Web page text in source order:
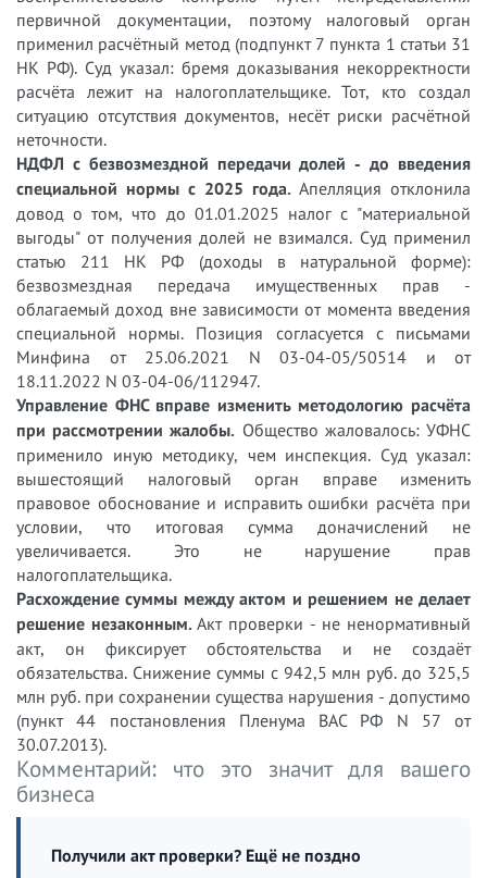
первичной документации, поэтому налоговый орган
применил расчётный метод (подпункт 7 пункта 1 статьи 31
НК РФ). Суд указал: бремя доказывания некорректности
расчёта лежит на налогоплательщике. Тот, кто создал
ситуацию отсутствия документов, несёт риски расчётной
неточности.
НДФЛ с безвозмездной передачи долей - до введения
специальной нормы с 2025 года. Апелляция отклонила
довод о том, что до 01.01.2025 налог с "материальной
выгоды" от получения долей не взимался. Суд применил
статью 211 НК РФ (доходы в натуральной форме):
безвозмездная передача имущественных прав -
облагаемый доход вне зависимости от момента введения
специальной нормы. Позиция согласуется с письмами
Минфина от 25.06.2021 N 03-04-05/50514 и от
18.11.2022 N 03-04-06/112947.
Управление ФНС вправе изменить методологию расчёта
при рассмотрении жалобы. Общество жаловалось: УФНС
применило иную методику, чем инспекция. Суд указал:
вышестоящий налоговый орган вправе изменить
правовое обоснование и исправить ошибки расчёта при
условии, что итоговая сумма доначислений не
увеличивается. Это не нарушение прав
налогоплательщика.
Расхождение суммы между актом и решением не делает
решение незаконным. Акт проверки - не ненормативный
акт, он фиксирует обстоятельства и не создаёт
обязательства. Снижение суммы с 942,5 млн руб. до 325,5
млн руб. при сохранении существа нарушения - допустимо
(пункт 44 постановления Пленума ВАС РФ N 57 от
30.07.2013).
Комментарий: что это значит для вашего
бизнеса
Получили акт проверки? Ещё не поздно